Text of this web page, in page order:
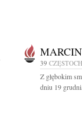
39
Z głębokim
dniu 19